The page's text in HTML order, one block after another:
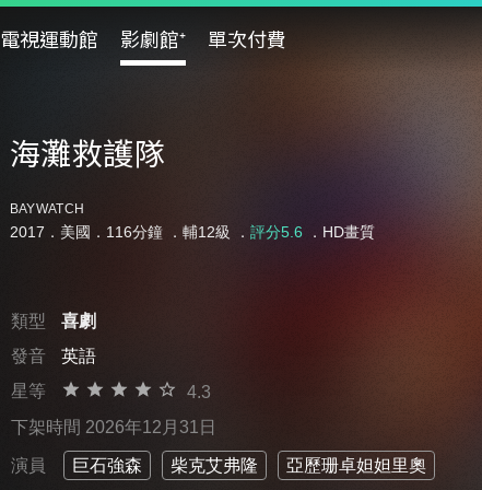
電視運動館 影劇館⁺ 單次付費
海灘救護隊
BAYWATCH
2017．美國．116分鐘 ． 輔12級 ． 評分5.6 ．HD畫質
類型
喜劇
發音
英語
星等
4.3
下架時間 2026年12月31日
演員 巨石強森 柴克艾弗隆 亞歷珊卓妲妲里奧